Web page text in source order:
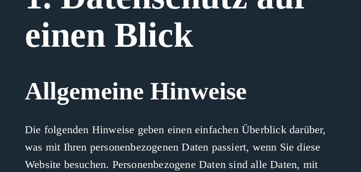
einen Blick
Allgemeine Hinweise
Die folgenden Hinweise geben einen einfachen Überblick darüber,
was mit Ihren personenbezogenen Daten passiert, wenn Sie diese
Website besuchen. Personenbezogene Daten sind alle Daten, mit